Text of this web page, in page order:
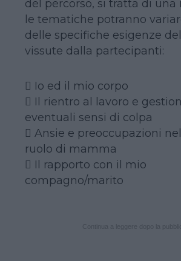
del percorso, si tratta di una
le tematiche potranno
delle specifiche esigenze
vissute dalla partecipanti:
 Io ed il mio corpo
 Il rientro al lavoro e
eventuali sensi di colpa
 Ansie e preoccupazioni
ruolo di mamma
 Il rapporto con il mio
compagno/marito